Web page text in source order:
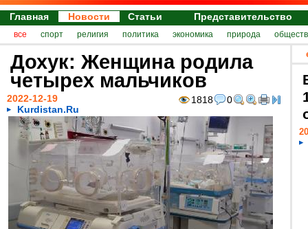
Главная Новости Статьи Представительство
все спорт религия политика экономика природа
Дохук: Женщина родила
четырех мальчиков
1818 0
2022-12-19
Kurdistan.Ru